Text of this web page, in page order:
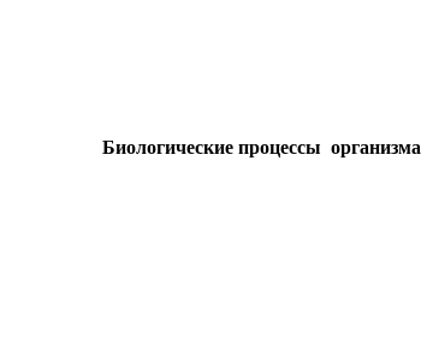
Биологические процессы организма